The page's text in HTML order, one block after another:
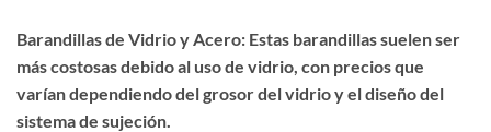
Barandillas de Vidrio y Acero: Estas barandillas suelen ser
más costosas debido al uso de vidrio, con precios que
varían dependiendo del grosor del vidrio y el diseño del
sistema de sujeción.